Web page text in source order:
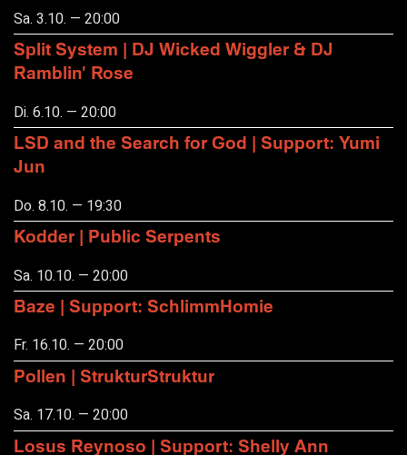
Sa. 3.10. — 20:00
Split System | DJ Wicked Wiggler & DJ
Ramblin' Rose
Di. 6.10. — 20:00
LSD and the Search for God | Support: Yumi
Jun
Do. 8.10. — 19:30
Kodder | Public Serpents
Sa. 10.10. — 20:00
Baze | Support: SchlimmHomie
Fr. 16.10. — 20:00
Pollen | StrukturStruktur
Sa. 17.10. — 20:00
Losus Reynoso | Support: Shelly Ann